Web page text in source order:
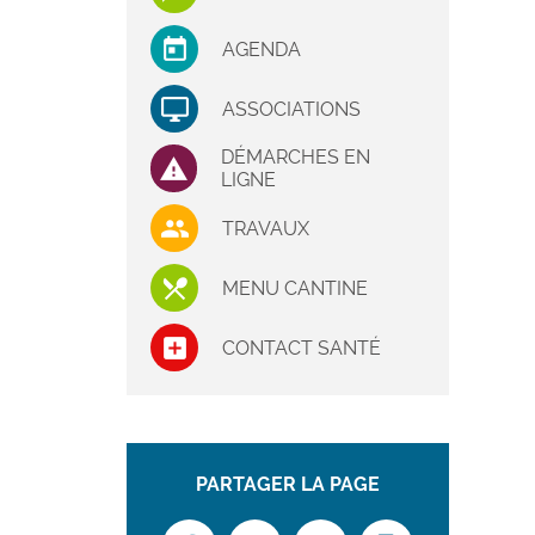
AGENDA
ASSOCIATIONS
DÉMARCHES EN
LIGNE
TRAVAUX
MENU CANTINE
CONTACT SANTÉ
PARTAGER LA PAGE